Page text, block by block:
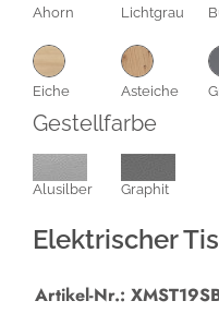
Ahorn Lichtgrau
Eiche Asteiche
Gestellfarbe
Alusilber Graphit
Elektrischer
Artikel-Nr.: